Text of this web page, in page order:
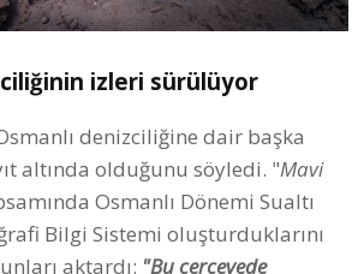
izleri sürülüyor
denizciliğine dair başka
altında olduğunu söyledi. "Mavi
Osmanlı Dönemi Sualtı
Bilgi Sistemi oluşturduklarını
aktardı: "Bu çerçevede